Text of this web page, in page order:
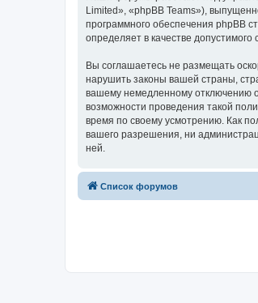
Limited», «phpBB Teams»),
программного обеспечения phpBB
определяет в качестве
Вы соглашаетесь не размещать
нарушить законы вашей страны,
вашему немедленному отключению
возможности проведения такой
время по своему усмотрению. Как
вашего разрешения, ни
ней.
Список форумов